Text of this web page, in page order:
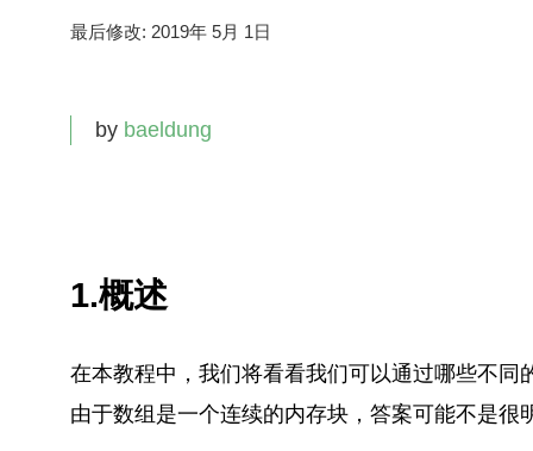
最后修改: 2019年 5月 1日
by baeldung
1.概述
在本教程中，我们将看看我们可以通过哪些不同
由于数组是一个连续的内存块，答案可能不是很